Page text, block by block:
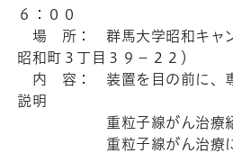
６：００
場 所： 群馬大学昭和キャン
昭和町３丁目３９−２２）
内 容： 装置を目の前に、専
説明
重粒子線がん治療紹介
重粒子線がん治療につ